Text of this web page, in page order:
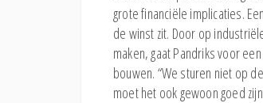
grote financiële implicaties.
de winst zit. Door op
maken, gaat Pandriks voor
bouwen. “We sturen niet op
moet het ook gewoon goed